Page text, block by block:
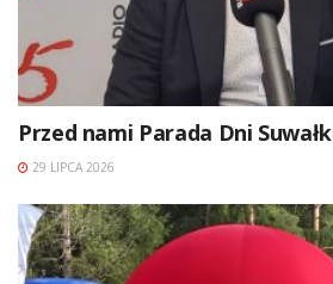
Przed nami Parada Dni Suwałk
29 LIPCA 2026